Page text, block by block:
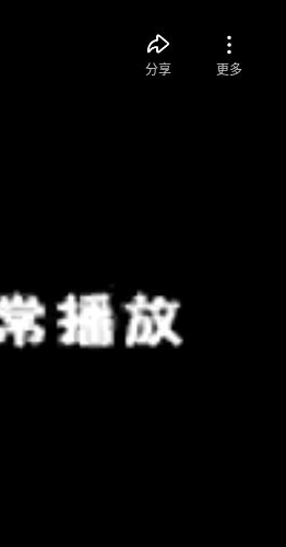
分享 更多